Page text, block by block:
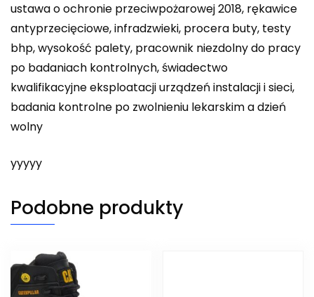
ustawa o ochronie przeciwpożarowej 2018, rękawice
antyprzecięciowe, infradzwieki, procera buty, testy
bhp, wysokość palety, pracownik niezdolny do pracy
po badaniach kontrolnych, świadectwo
kwalifikacyjne eksploatacji urządzeń instalacji i sieci,
badania kontrolne po zwolnieniu lekarskim a dzień
wolny
yyyyy
Podobne produkty